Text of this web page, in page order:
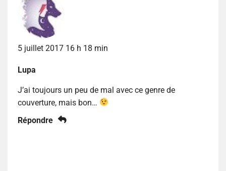
5 juillet 2017 16 h 18 min
Lupa
J’ai toujours un peu de mal avec ce genre de
couverture, mais bon…
Répondre